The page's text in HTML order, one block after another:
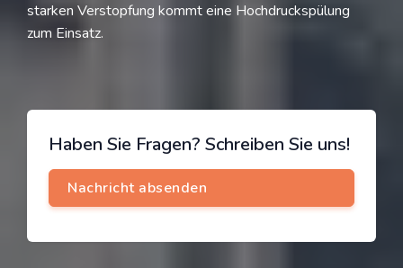
starken Verstopfung kommt eine Hochdruckspülung
zum Einsatz.
Haben Sie Fragen? Schreiben Sie uns!